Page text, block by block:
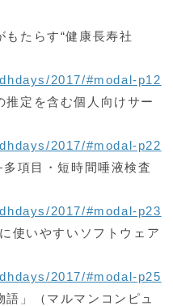
たらす“健康長寿社
2017/#modal-p12
推定を含む個人向けサー
2017/#modal-p22
項目・短時間唾液検査
2017/#modal-p23
使いやすいソフトウェア
2017/#modal-p25
」（マルマンコンピュ